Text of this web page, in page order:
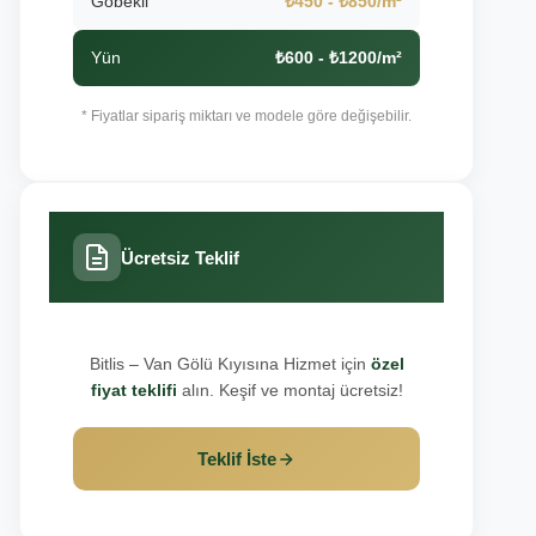
Yün ₺600 - ₺1200/m²
* Fiyatlar sipariş miktarı ve modele göre değişebilir.
Ücretsiz Teklif
Bitlis – Van Gölü Kıyısına Hizmet için özel
fiyat teklifi alın. Keşif ve montaj ücretsiz!
Teklif İste